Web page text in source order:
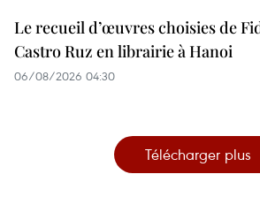
Le recueil d’œuvres choisies de
Castro Ruz en librairie à Hanoi
06/08/2026 04:30
Télécharger plus